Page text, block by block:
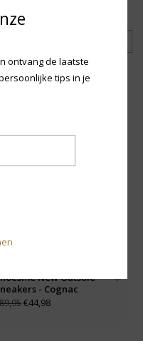
New Outsole
- Cognac
€44,98
ontvang de laatste
tips in je